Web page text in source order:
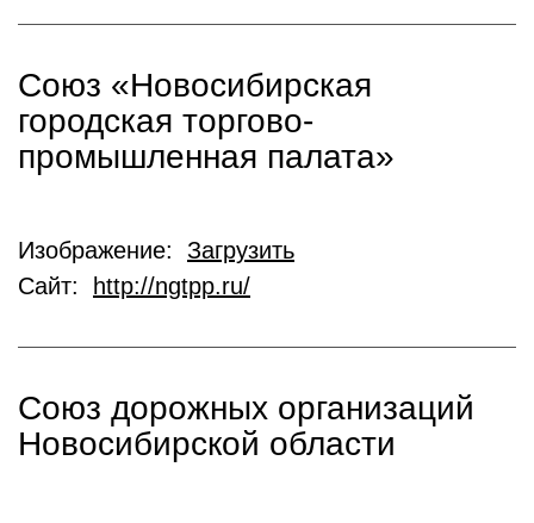
Союз «Новосибирская
городская торгово-
промышленная палата»
Изображение: Загрузить
Сайт:
http://ngtpp.ru/
Союз дорожных организаций
Новосибирской области